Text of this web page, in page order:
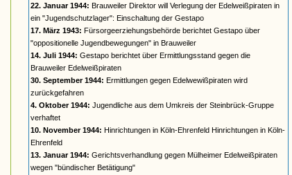
22. Januar 1944: Brauweiler Direktor will Verlegung der Edelweißpiraten in
ein "Jugendschutzlager": Einschaltung der Gestapo
17. März 1943: Fürsorgeerziehungsbehörde berichtet Gestapo über
"oppositionelle Jugendbewegungen" in Brauweiler
14. Juli 1944: Gestapo berichtet über Ermittlungsstand gegen die
Brauweiler Edelweißpiraten
30. September 1944: Ermittlungen gegen Edelwewißpiraten wird
zurückgefahren
4. Oktober 1944: Jugendliche aus dem Umkreis der Steinbrück-Gruppe
verhaftet
10. November 1944: Hinrichtungen in Köln-Ehrenfeld Hinrichtungen in Köln-
Ehrenfeld
13. Januar 1944: Gerichtsverhandlung gegen Mülheimer Edelweißpiraten
wegen "bündischer Betätigung"